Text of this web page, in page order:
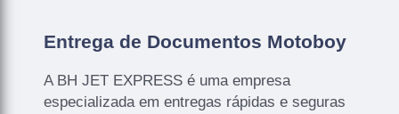
Entrega de Documentos Motoboy
A BH JET EXPRESS é uma empresa
especializada em entregas rápidas e seguras